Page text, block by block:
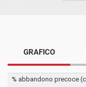
GRAFICO